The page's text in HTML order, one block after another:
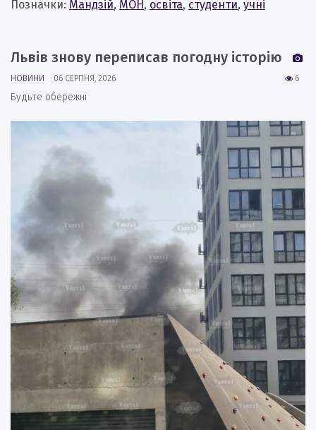
Позначки: Мандзій, МОН , освіта, студенти, учні
Львів знову переписав погодну історію
6
НОВИНИ 06 СЕРПНЯ, 2026
Будьте обережні